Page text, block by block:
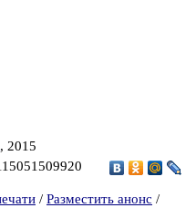
, 2015
/ Разместить анонс /